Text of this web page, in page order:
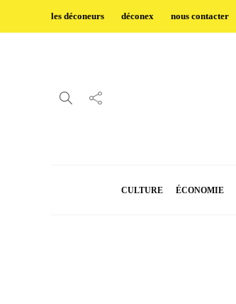
les déconeurs déconex nous contacter
CULTURE ÉCONOMIE